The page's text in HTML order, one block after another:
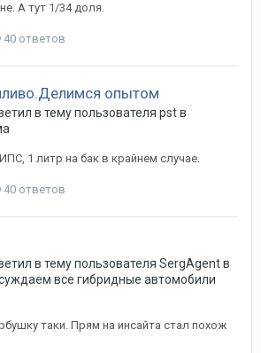
А тут 1/34 доля.
40 ответов
опытом
в тему пользователя pstв
1 литр на бак в крайнем случае.
40 ответов
в тему пользователя SergAgentв
все гибридные автомобили
таки. Прям на инсайта стал похож